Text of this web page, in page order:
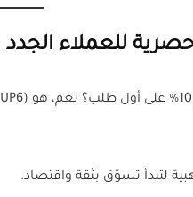
لتبدأ تسوّق بثقة واقتصاد.